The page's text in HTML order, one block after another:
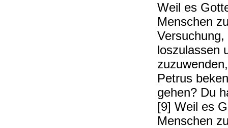
Weil es
Menschen
loszulassen
Petrus
gehen? Du
[9] Weil es
Menschen